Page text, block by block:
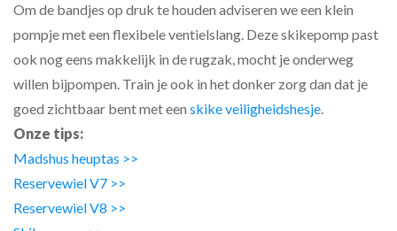
Om de bandjes op druk te houden adviseren we een klein
pompje met een flexibele ventielslang. Deze skikepomp past
ook nog eens makkelijk in de rugzak, mocht je onderweg
willen bijpompen. Train je ook in het donker zorg dan dat je
goed zichtbaar bent met een skike veiligheidshesje.
Onze tips:
Madshus heuptas >>
Reservewiel V7 >>
Reservewiel V8 >>